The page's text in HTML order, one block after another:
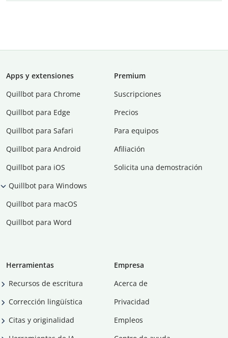
Apps y extensiones
Quillbot para Chrome
Quillbot para Edge
Quillbot para Safari
Quillbot para Android
Quillbot para iOS
Quillbot para Windows
Quillbot para macOS
Quillbot para Word
Premium
Suscripciones
Precios
Para equipos
Afiliación
Solicita una demostración
Herramientas
Recursos de escritura
Corrección lingüística
Citas y originalidad
Empresa
Acerca de
Privacidad
Empleos